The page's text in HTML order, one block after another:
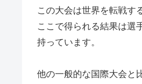
この大会は世界を転戦す
ここで得られる結果は選
持っています。
他の一般的な国際大会と